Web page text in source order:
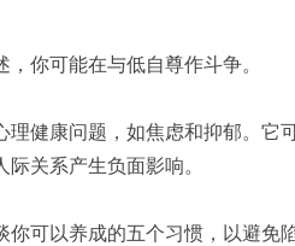
你可能在与低自尊作斗争。
理健康问题，如焦虑和抑郁。它
际关系产生负面影响。
你可以养成的五个习惯，以避免